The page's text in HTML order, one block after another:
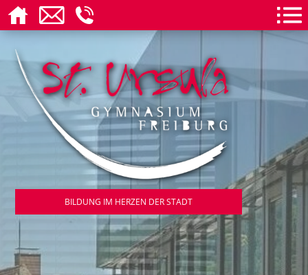
BILDUNG IM HERZEN DER STADT